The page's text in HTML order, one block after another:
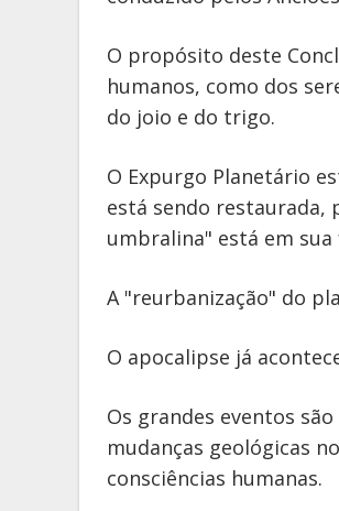
O propósito deste
humanos, como dos
do joio e do trigo.
O Expurgo Planetário
está sendo restaurada,
umbralina" está em sua
A "reurbanização" do
O apocalipse já
Os grandes eventos
mudanças geológicas
consciências humanas.